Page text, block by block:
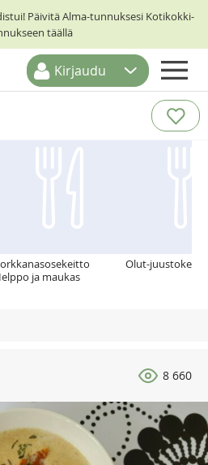
Päivitä Alma-tunnuksesi Kotikokki-
täällä
Kirjaudu
ja maukas
Olut-juustokeitto
8 660